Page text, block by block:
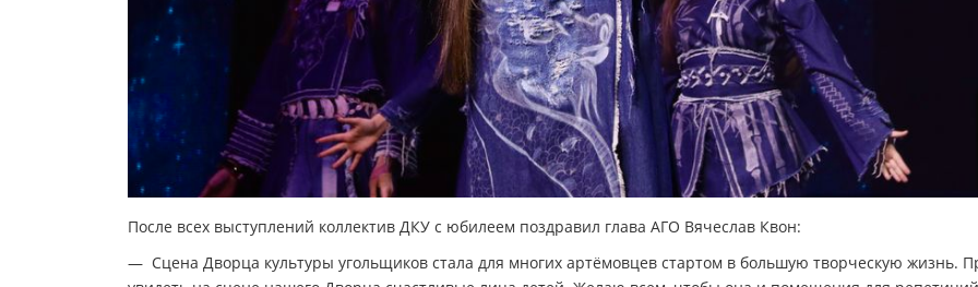
После всех выступлений коллектив ДКУ с юбилеем поздравил глава АГО Вячеслав Квон:
— Сцена Дворца культуры угольщиков стала для многих артёмовцев стартом в большую творческую жизнь.